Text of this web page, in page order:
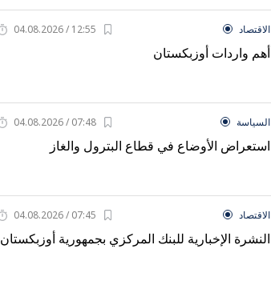
الاقتصاد 12:55 / 04.08.2026
أهم واردات أوزبكستان
السياسة 07:48 / 04.08.2026
استعراض الأوضاع في قطاع البترول والغاز
الاقتصاد 07:45 / 04.08.2026
النشرة الإخبارية للبنك المركزي بجمهورية أوزبكستان